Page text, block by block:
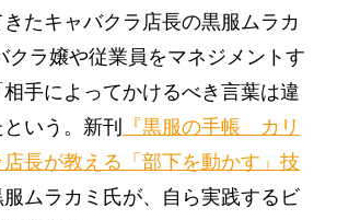
たキャバクラ店長の黒服ムラカ
クラ嬢や従業員をマネジメントす
手によってかけるべき言葉は違
いう。新刊
『黒服の手帳 カリ
長が教える「部下を動かす」技
ムラカミ氏が、自ら実践するビ